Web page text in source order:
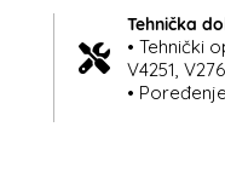
Tehnička
• Tehnički
V4251,
•